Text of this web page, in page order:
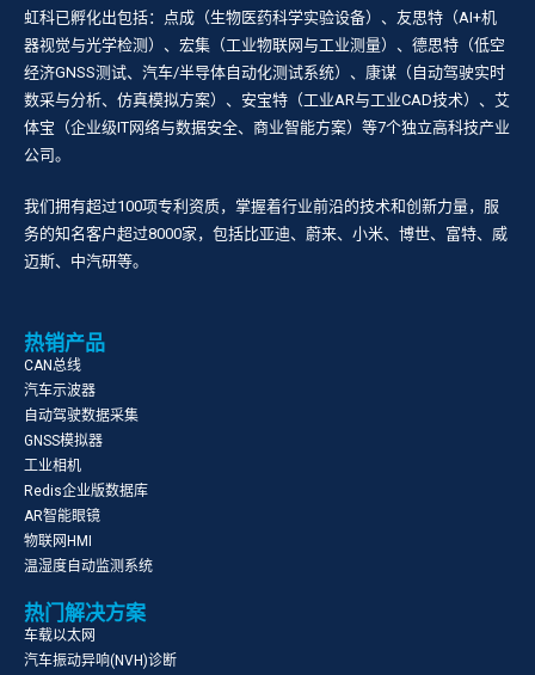
虹科已孵化出包括：点成（生物医药科学实验设备）、友思特（AI+机
器视觉与光学检测）、宏集（工业物联网与工业测量）、德思特（低空
经济GNSS测试、汽车/半导体自动化测试系统）、康谋（自动驾驶实时
数采与分析、仿真模拟方案）、安宝特（工业AR与工业CAD技术）、艾
体宝（企业级IT网络与数据安全、商业智能方案）等7个独立高科技产业
公司。
我们拥有超过100项专利资质，掌握着行业前沿的技术和创新力量，服
务的知名客户超过8000家，包括比亚迪、蔚来、小米、博世、富特、威
迈斯、中汽研等。
热销产品
CAN总线
汽车示波器
自动驾驶数据采集
GNSS模拟器
工业相机
Redis企业版数据库
AR智能眼镜
物联网HMI
温湿度自动监测系统
热门解决方案
车载以太网
汽车振动异响(NVH)诊断